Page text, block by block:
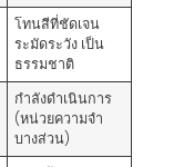
โทนสีที่ชัดเจน
ระมัดระวัง เป็น
ธรรมชาติ
กำลังดำเนินการ
(หน่วยความจำ
บางส่วน)